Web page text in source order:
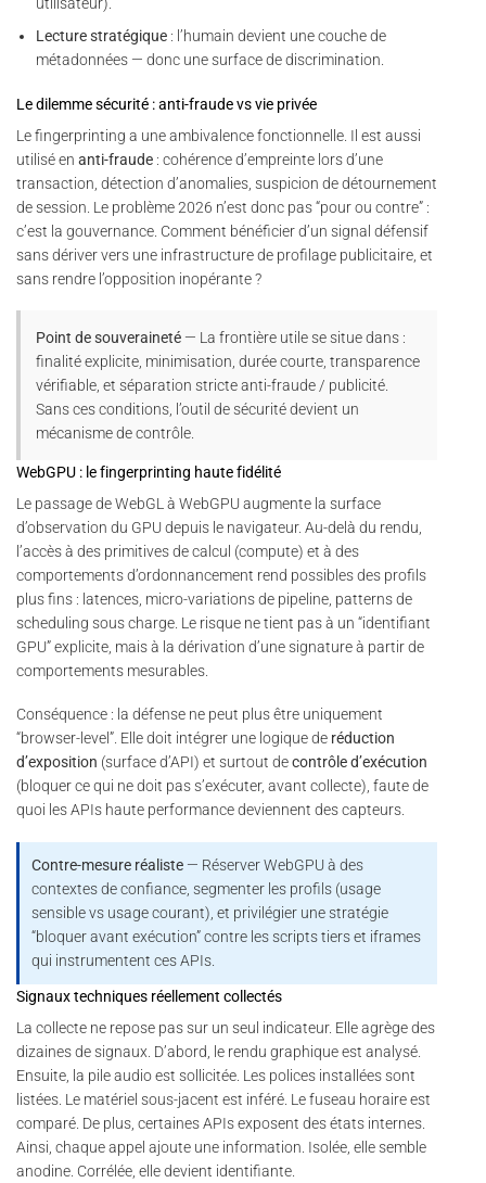
Lecture stratégique : l’humain devient une couche de
métadonnées — donc une surface de discrimination.
Le dilemme sécurité : anti-fraude vs vie privée
Le fingerprinting a une ambivalence fonctionnelle. Il est aussi
utilisé en anti-fraude : cohérence d’empreinte lors d’une
transaction, détection d’anomalies, suspicion de détournement
de session. Le problème 2026 n’est donc pas “pour ou contre” :
c’est la gouvernance. Comment bénéficier d’un signal défensif
sans dériver vers une infrastructure de profilage publicitaire, et
sans rendre l’opposition inopérante ?
Point de souveraineté — La frontière utile se situe dans :
finalité explicite, minimisation, durée courte, transparence
vérifiable, et séparation stricte anti-fraude / publicité.
Sans ces conditions, l’outil de sécurité devient un
mécanisme de contrôle.
WebGPU : le fingerprinting haute fidélité
Le passage de WebGL à WebGPU augmente la surface
d’observation du GPU depuis le navigateur. Au-delà du rendu,
l’accès à des primitives de calcul (compute) et à des
comportements d’ordonnancement rend possibles des profils
plus fins : latences, micro-variations de pipeline, patterns de
scheduling sous charge. Le risque ne tient pas à un “identifiant
GPU” explicite, mais à la dérivation d’une signature à partir de
comportements mesurables.
Conséquence : la défense ne peut plus être uniquement
“browser-level”. Elle doit intégrer une logique de réduction
d’exposition (surface d’API) et surtout decontrôle d’exécution
(bloquer ce qui ne doit pas s’exécuter, avant collecte), faute de
quoi les APIs haute performance deviennent des capteurs.
Contre-mesure réaliste— Réserver WebGPU à des
contextes de confiance, segmenter les profils (usage
sensible vs usage courant), et privilégier une stratégie
“bloquer avant exécution” contre les scripts tiers et iframes
qui instrumentent ces APIs.
Signaux techniques réellement collectés
La collecte ne repose pas sur un seul indicateur. Elle agrège des
dizaines de signaux. D’abord, le rendu graphique est analysé.
Ensuite, la pile audio est sollicitée. Les polices installées sont
listées. Le matériel sous-jacent est inféré. Le fuseau horaire est
comparé. De plus, certaines APIs exposent des états internes.
Ainsi, chaque appel ajoute une information. Isolée, elle semble
anodine. Corrélée, elle devient identifiante.